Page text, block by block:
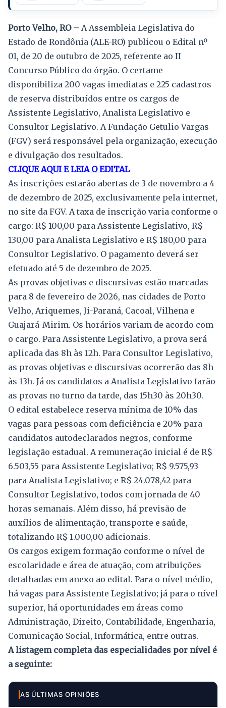
Porto Velho, RO – A Assembleia Legislativa do
Estado de Rondônia (ALE-RO) publicou o Edital nº
01, de 20 de outubro de 2025, referente ao II
Concurso Público do órgão. O certame
disponibiliza 200 vagas imediatas e 225 cadastros
de reserva distribuídos entre os cargos de
Assistente Legislativo, Analista Legislativo e
Consultor Legislativo. A Fundação Getulio Vargas
(FGV) será responsável pela organização, execução
e divulgação dos resultados.
CLIQUE AQUI E LEIA O EDITAL
As inscrições estarão abertas de 3 de novembro a 4
de dezembro de 2025, exclusivamente pela internet,
no site da FGV. A taxa de inscrição varia conforme o
cargo: R$ 100,00 para Assistente Legislativo, R$
130,00 para Analista Legislativo e R$ 180,00 para
Consultor Legislativo. O pagamento deverá ser
efetuado até 5 de dezembro de 2025.
As provas objetivas e discursivas estão marcadas
para 8 de fevereiro de 2026, nas cidades de Porto
Velho, Ariquemes, Ji-Paraná, Cacoal, Vilhena e
Guajará-Mirim. Os horários variam de acordo com
o cargo. Para Assistente Legislativo, a prova será
aplicada das 8h às 12h. Para Consultor Legislativo,
as provas objetivas e discursivas ocorrerão das 8h
às 13h. Já os candidatos a Analista Legislativo farão
as provas no turno da tarde, das 15h30 às 20h30.
O edital estabelece reserva mínima de 10% das
vagas para pessoas com deficiência e 20% para
candidatos autodeclarados negros, conforme
legislação estadual. A remuneração inicial é de R$
6.503,55 para Assistente Legislativo; R$ 9.575,93
para Analista Legislativo; e R$ 24.078,42 para
Consultor Legislativo, todos com jornada de 40
horas semanais. Além disso, há previsão de
auxílios de alimentação, transporte e saúde,
totalizando R$ 1.000,00 adicionais.
Os cargos exigem formação conforme o nível de
escolaridade e área de atuação, com atribuições
detalhadas em anexo ao edital. Para o nível médio,
há vagas para Assistente Legislativo; já para o nível
superior, há oportunidades em áreas como
Administração, Direito, Contabilidade, Engenharia,
Comunicação Social, Informática, entre outras.
A listagem completa das especialidades por nível é
a seguinte:
AS ÚLTIMAS OPINIÕES